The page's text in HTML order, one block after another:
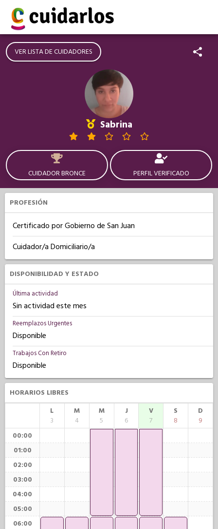
VER LISTA DE CUIDADORES
Sabrina
CUIDADOR BRONCE PERFIL VERIFICADO
PROFESIÓN
Certificado por Gobierno de San Juan
Cuidador/a Domiciliario/a
DISPONIBILIDAD Y ESTADO
Última actividad
Sin actividad este mes
Reemplazos Urgentes
Disponible
Trabajos Con Retiro
Disponible
HORARIOS LIBRES
L
3
M
4
M
5
J
6
V
7
S
8
D
9
00:00
01:00
02:00
03:00
04:00
05:00
06:00